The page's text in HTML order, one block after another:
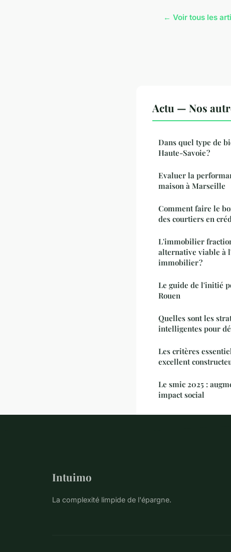
← Voir tous les
Actu — Nos
Dans quel type de
Haute-Savoie ?
Evaluer la
maison à Marseille
Comment faire le
des courtiers en
L'immobilier
alternative viable à
immobilier ?
Le guide de l'initié
Rouen
Quelles sont les
intelligentes pour
Les critères
excellent
Le smic 2025 :
impact social
Intuimo
La complexité limpide de l'épargne.